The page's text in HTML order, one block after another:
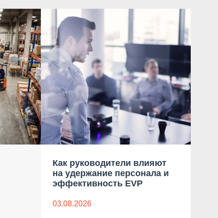
Как руководители влияют
на удержание персонала и
эффективность EVP
03.08.2026